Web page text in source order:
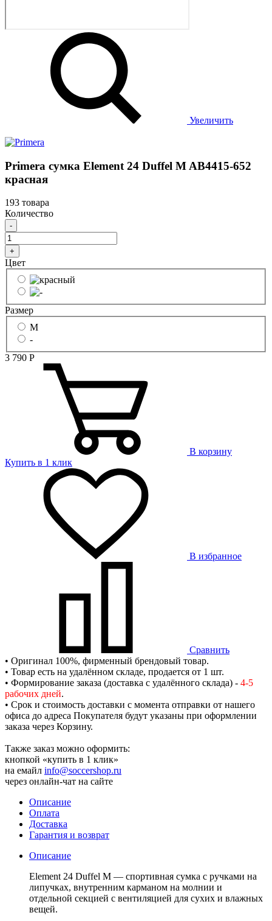
Увеличить
Primera сумка Element 24 Duffel M AB4415-652
красная
193 товара
Количество
-
+
Цвет
Размер
M
-
3 790 Р
В корзину
Купить в 1 клик
В избранное
Сравнить
• Оригинал 100%, фирменный брендовый товар.
• Товар есть на удалённом складе, продается от 1 шт.
• Формирование заказа (доставка с удалённого склада) - 4-5
рабочих дней.
• Срок и стоимость доставки с момента отправки от нашего
офиса до адреса Покупателя будут указаны при оформлении
заказа через Корзину.
Также заказ можно оформить:
кнопкой «купить в 1 клик»
на емайл info@soccershop.ru
через онлайн-чат на сайте
Описание
Оплата
Доставка
Гарантия и возврат
Описание
Element 24 Duffel M — спортивная сумка с ручками на
липучках, внутренним карманом на молнии и
отдельной секцией с вентиляцией для сухих и влажных
вещей.